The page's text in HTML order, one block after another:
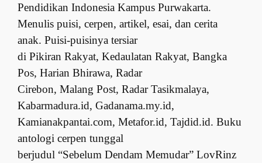
Pendidikan Indonesia Kampus Purwakarta.
Menulis puisi, cerpen, artikel, esai, dan cerita
anak. Puisi-puisinya tersiar
di Pikiran Rakyat, Kedaulatan Rakyat, Bangka
Pos, Harian Bhirawa, Radar
Cirebon, Malang Post, Radar Tasikmalaya,
Kabarmadura.id, Gadanama.my.id,
Kamianakpantai.com, Metafor.id, Tajdid.id. Buku
antologi cerpen tunggal
berjudul “Sebelum Dendam Memudar” LovRinz